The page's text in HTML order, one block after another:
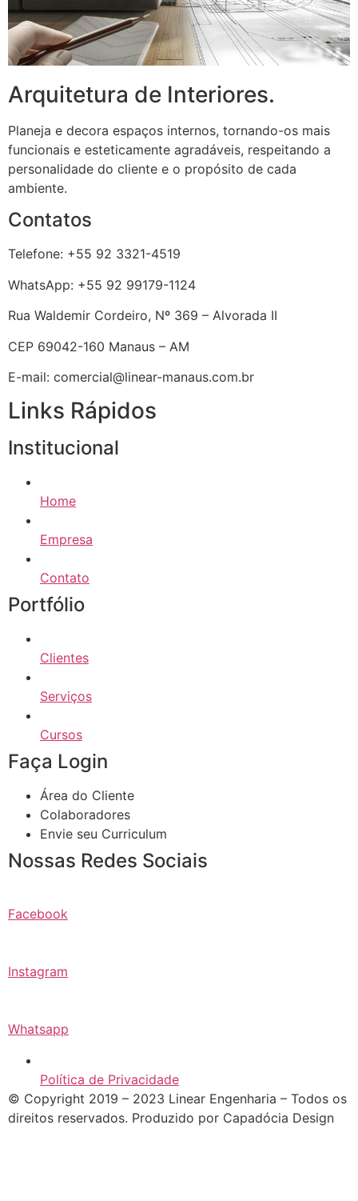
Arquitetura de Interiores.
Planeja e decora espaços internos, tornando-os mais
funcionais e esteticamente agradáveis, respeitando a
personalidade do cliente e o propósito de cada
ambiente.
Contatos
Telefone: +55 92 3321-4519
WhatsApp: +55 92 99179-1124
Rua Waldemir Cordeiro, Nº 369 – Alvorada II
CEP 69042-160 Manaus – AM
E-mail: comercial@linear-manaus.com.br
Links Rápidos
Institucional
Home
Empresa
Contato
Portfólio
Clientes
Serviços
Cursos
Faça Login
Área do Cliente
Colaboradores
Envie seu Curriculum
Nossas Redes Sociais
Facebook
Instagram
Whatsapp
Política de Privacidade
© Copyright 2019 – 2023 Linear Engenharia – Todos os
direitos reservados. Produzido por Capadócia Design